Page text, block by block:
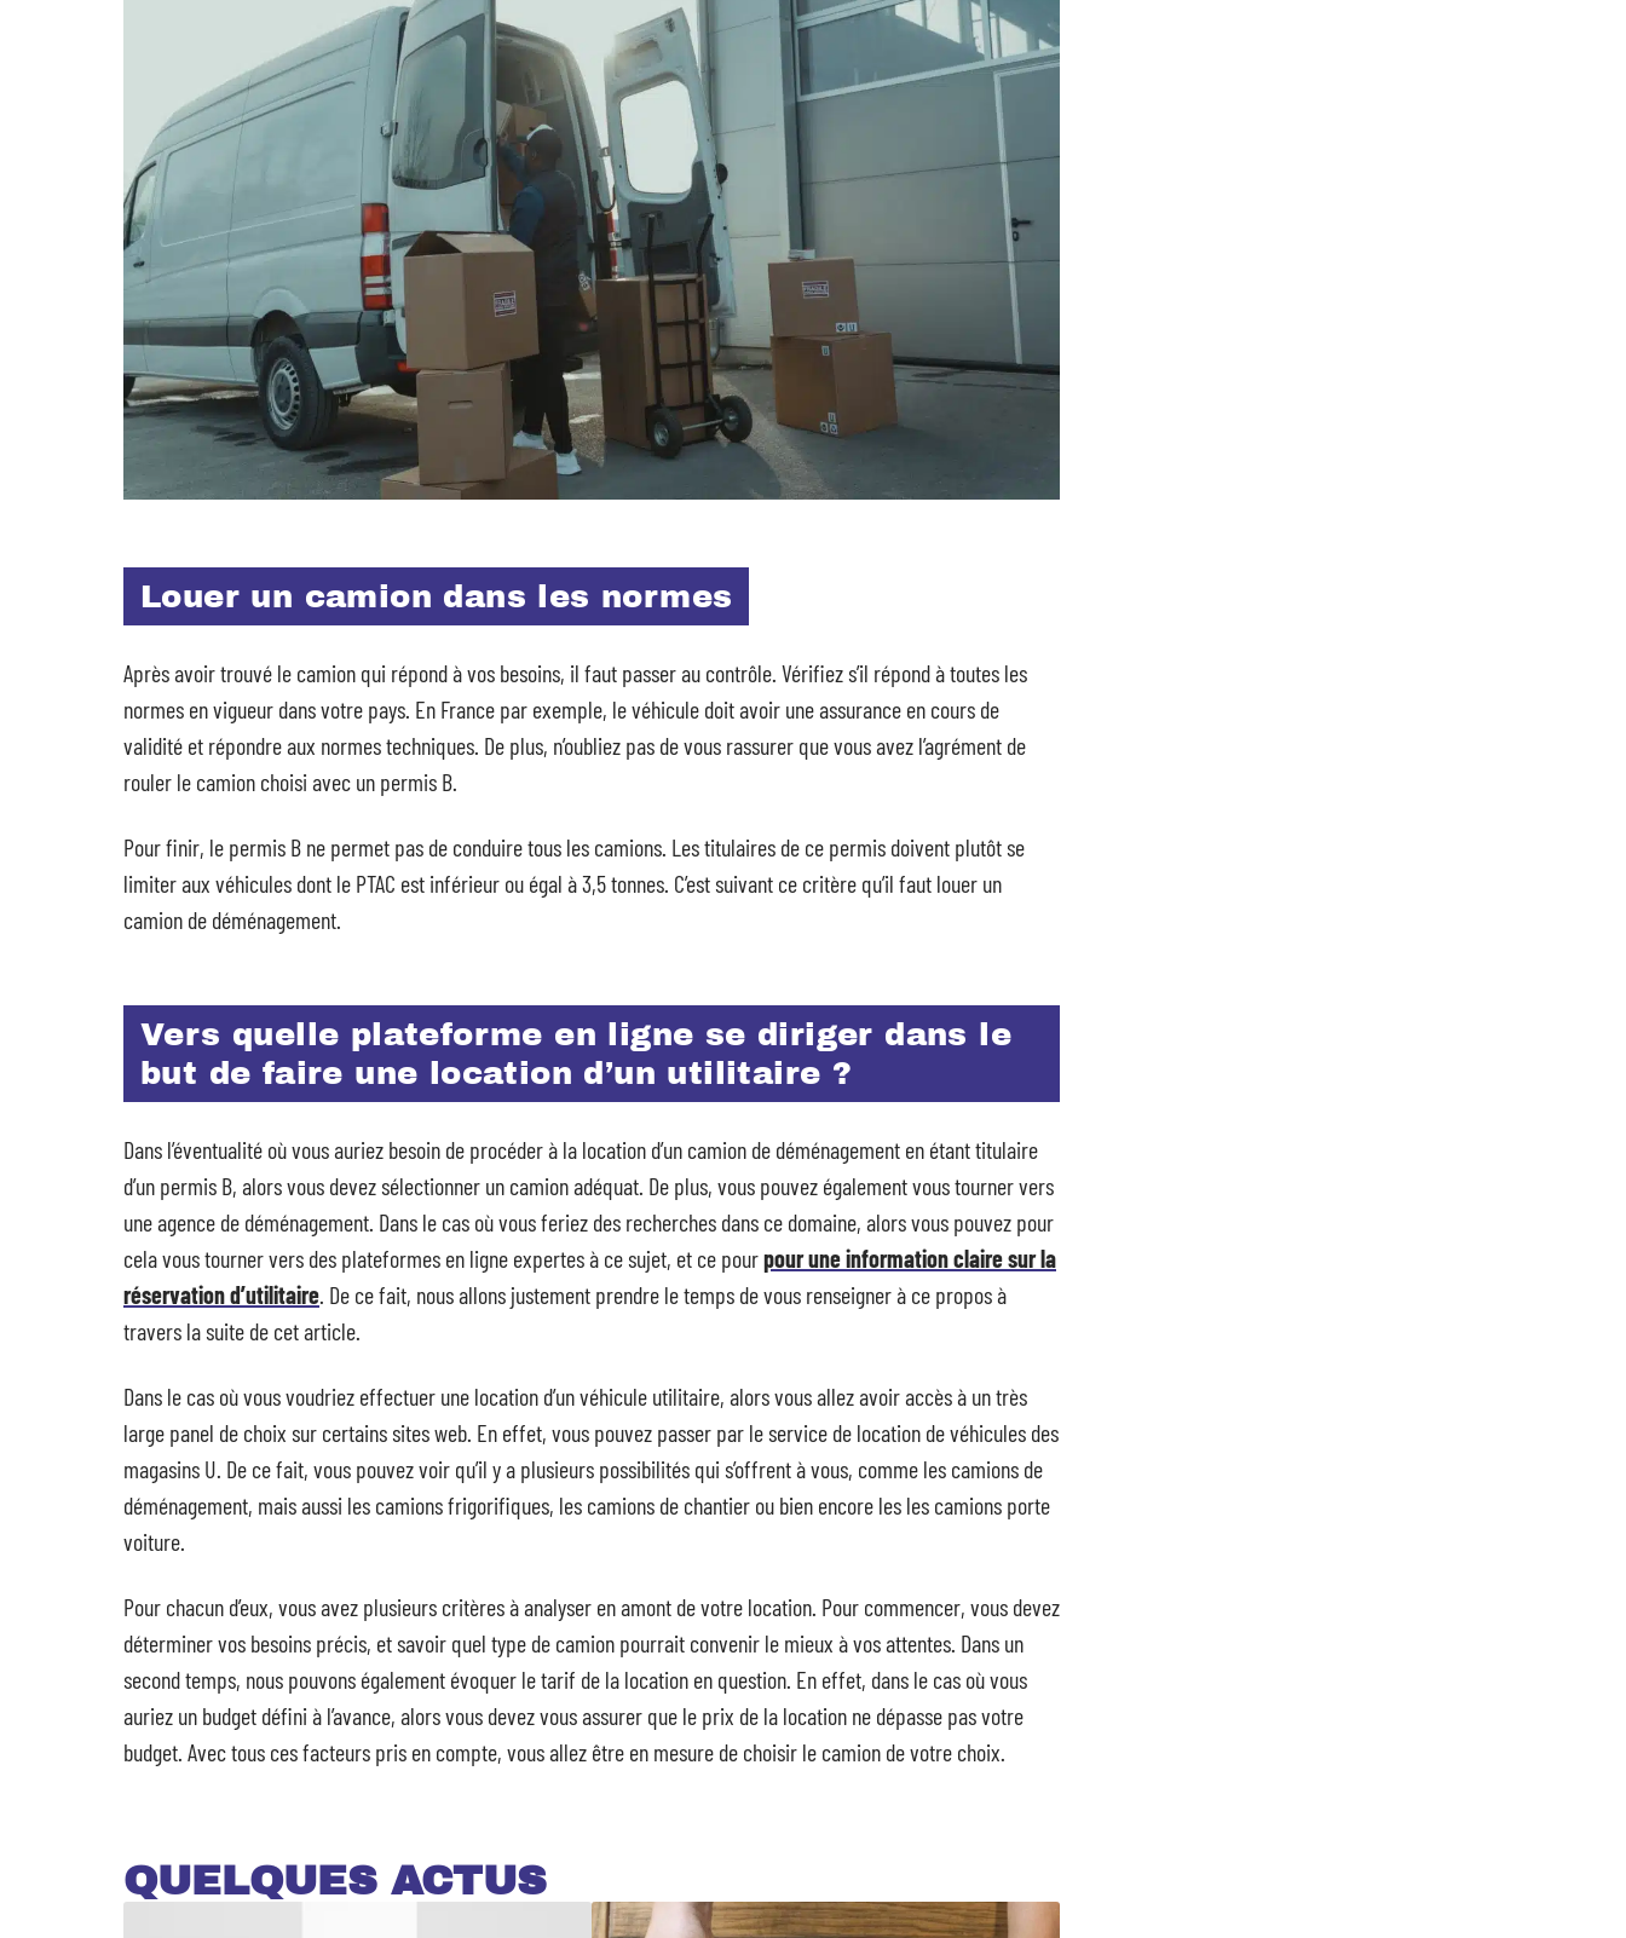
Louer un camion dans les normes
Après avoir trouvé le camion qui répond à vos besoins, il faut passer au contrôle. Vérifiez s’il répond à toutes les
normes en vigueur dans votre pays. En France par exemple, le véhicule doit avoir une assurance en cours de
validité et répondre aux normes techniques. De plus, n’oubliez pas de vous rassurer que vous avez l’agrément de
rouler le camion choisi avec un permis B.
Pour finir, le permis B ne permet pas de conduire tous les camions. Les titulaires de ce permis doivent plutôt se
limiter aux véhicules dont le PTAC est inférieur ou égal à 3,5 tonnes. C’est suivant ce critère qu’il faut louer un
camion de déménagement.
Vers quelle plateforme en ligne se diriger dans le
but de faire une location d’un utilitaire ?
Dans l’éventualité où vous auriez besoin de procéder à la location d’un camion de déménagement en étant titulaire
d’un permis B, alors vous devez sélectionner un camion adéquat. De plus, vous pouvez également vous tourner vers
une agence de déménagement. Dans le cas où vous feriez des recherches dans ce domaine, alors vous pouvez pour
cela vous tourner vers des plateformes en ligne expertes à ce sujet, et ce pourpour une information claire sur la
réservation d’utilitaire. De ce fait, nous allons justement prendre le temps de vous renseigner à ce propos à
travers la suite de cet article.
Dans le cas où vous voudriez effectuer une location d’un véhicule utilitaire, alors vous allez avoir accès à un très
large panel de choix sur certains sites web. En effet, vous pouvez passer par le service de location de véhicules des
magasins U. De ce fait, vous pouvez voir qu’il y a plusieurs possibilités qui s’offrent à vous, comme les camions de
déménagement, mais aussi les camions frigorifiques, les camions de chantier ou bien encore les les camions porte
voiture.
Pour chacun d’eux, vous avez plusieurs critères à analyser en amont de votre location. Pour commencer, vous devez
déterminer vos besoins précis, et savoir quel type de camion pourrait convenir le mieux à vos attentes. Dans un
second temps, nous pouvons également évoquer le tarif de la location en question. En effet, dans le cas où vous
auriez un budget défini à l’avance, alors vous devez vous assurer que le prix de la location ne dépasse pas votre
budget. Avec tous ces facteurs pris en compte, vous allez être en mesure de choisir le camion de votre choix.
QUELQUES ACTUS